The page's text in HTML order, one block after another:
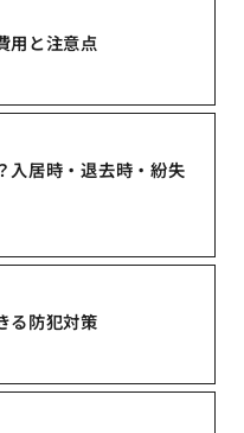
用と注意点
入居時・退去時・紛失
る防犯対策